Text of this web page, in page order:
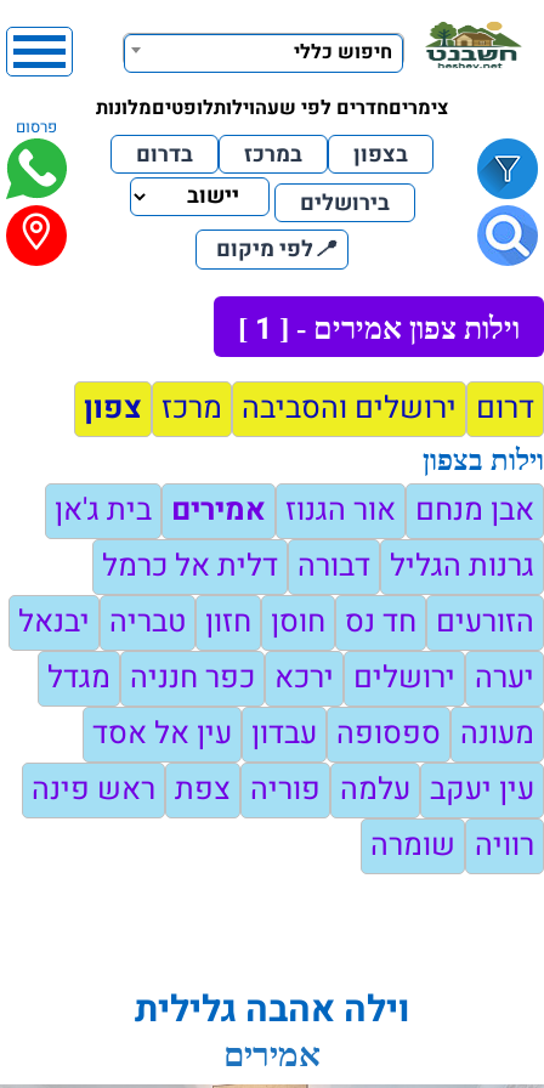
חיפוש כללי
צימריםחדרים לפי שעהוילותלופטיםמלונות
פרסום
בצפון במרכז
בדרום
בירושלים
📍לפי מיקום
וילות צפון אמירים - [ 1
]
דרום ירושלים והסביבה מרכז צפון
וילות בצפון
אבן מנחם אור הגנוז אמירים בית ג'אן
גרנות הגליל דבורה דלית אל כרמל
הזורעים חד נס חוסן חזון טבריה יבנאל
יערה ירושלים ירכא כפר חנניה מגדל
מעונה ספסופה עבדון עין אל אסד
עין יעקב עלמה פוריה צפת ראש פינה
רוויה שומרה
וילה אהבה גלילית
אמירים